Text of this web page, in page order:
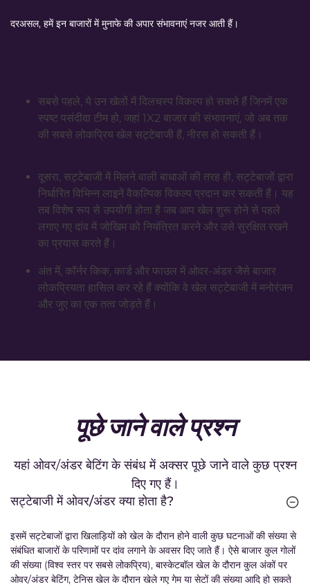
दरअसल, हमें इन बाजारों में मुनाफे की अपार संभावनाएं नजर आती हैं।
सबसे पहले, ये उन खेलों में दिलचस्प विकल्प हो सकते हैं जिनमें एक
स्पष्ट पसंदीदा टीम हो, जहां 1X2 बाजार की संभावनाएं, जो अब तक
की सबसे लोकप्रिय खेल सट्टेबाजी हैं, नीरस हो सकती हैं।
दूसरा, सट्टेबाजी में मिलने वाली बाधाओं की तरह ही, सट्टेबाजों द्वारा
निर्धारित विभिन्न लाइनें वैकल्पिक विकल्प प्रदान कर सकती हैं। यह
तब विशेष रूप से उपयोगी होता है जब आप खेल शुरू होने से पहले
लगाए गए दांव में जोखिम को नियंत्रित करने और उसे सुरक्षित रखने
का प्रयास करते हैं।
अंत में, कॉर्नर किक, कार्ड और फाउल में ओवर-अंडर जैसे बाजार
लोकप्रियता हासिल कर रहे हैं क्योंकि वे खेल सट्टेबाजी में मनोरंजन
और जुए का एक तत्व जोड़ते हैं।
पूछे जाने वाले प्रश्न
यहां ओवर/अंडर बेटिंग के संबंध में अक्सर पूछे जाने वाले कुछ प्रश्न
दिए गए हैं।
सट्टेबाजी में ओवर/अंडर क्या होता है?
इसमें सट्टेबाजों द्वारा खिलाड़ियों को खेल के दौरान होने वाली कुछ घटनाओं की संख्या से
संबंधित बाजारों के परिणामों पर दांव लगाने के अवसर दिए जाते हैं। ऐसे बाजार कुल गोलों
की संख्या (विश्व स्तर पर सबसे लोकप्रिय), बास्केटबॉल खेल के दौरान कुल अंकों पर
ओवर/अंडर बेटिंग, टेनिस खेल के दौरान खेले गए गेम या सेटों की संख्या आदि हो सकते